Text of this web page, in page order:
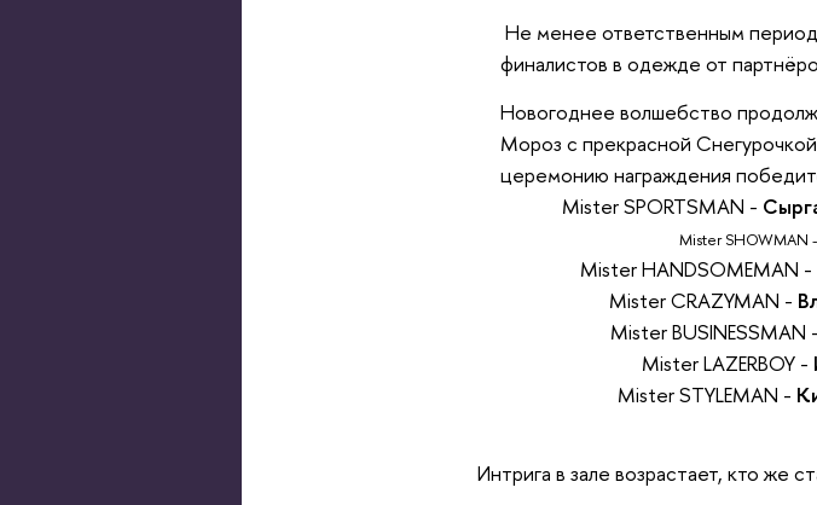
Не менее ответственным
финалистов в одежде от
Новогоднее волшебство
Мороз с прекрасной
церемонию награждения
Mister SPORTSMAN -
Mister SHOWMAN -
Mister HANDSOMEMAN -
Mister CRAZYMAN -
Mister BUSINESSMAN -
Mister LAZERBOY -
Mister STYLEMAN -
Интрига в зале возрастает, кто же